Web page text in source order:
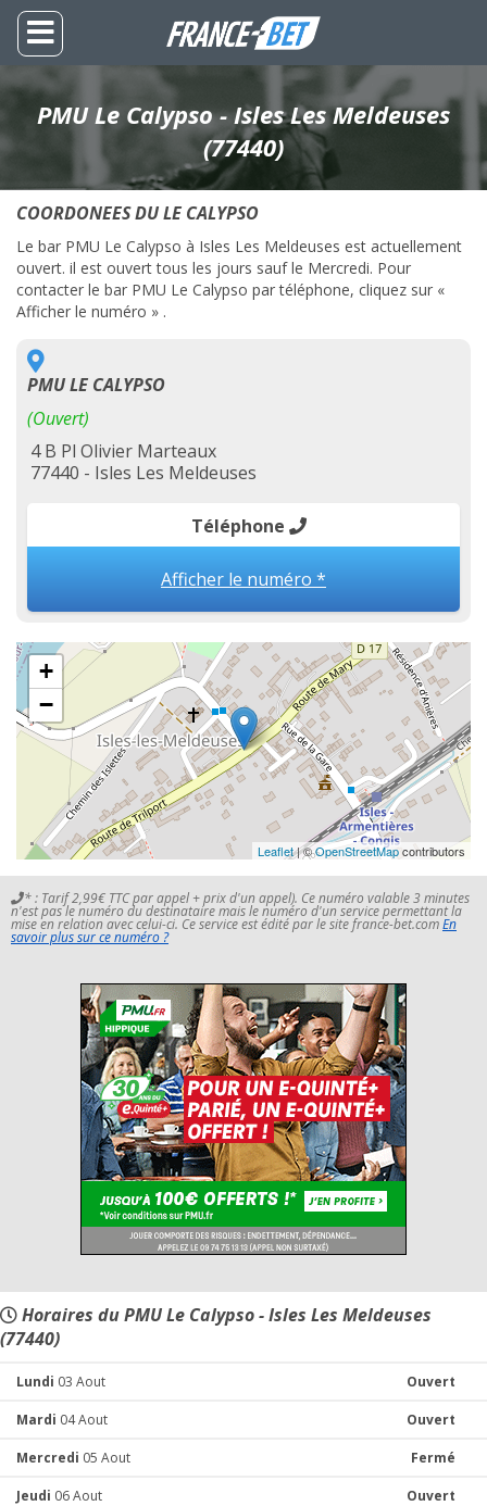
PMU Le Calypso - Isles Les Meldeuses
(77440)
COORDONEES DU LE CALYPSO
Le bar PMU Le Calypso à Isles Les Meldeuses est actuellement
ouvert. il est ouvert tous les jours sauf le Mercredi. Pour
contacter le bar PMU Le Calypso par téléphone, cliquez sur «
Afficher le numéro » .
PMU LE CALYPSO
(Ouvert)
4 B Pl Olivier Marteaux
77440 - Isles Les Meldeuses
Téléphone
Afficher le numéro *
+
−
Leaflet| ©OpenStreetMapcontributors
* : Tarif 2,99€ TTC par appel + prix d'un appel). Ce numéro valable 3 minutes
n'est pas le numéro du destinataire mais le numéro d'un service permettant la
mise en relation avec celui-ci. Ce service est édité par le site france-bet.comEn
savoir plus sur ce numéro ?
Horaires du PMU Le Calypso - Isles Les Meldeuses
(77440)
Lundi 03 Aout Ouvert
Mardi 04 Aout Ouvert
Mercredi 05 Aout Fermé
Jeudi 06 Aout Ouvert